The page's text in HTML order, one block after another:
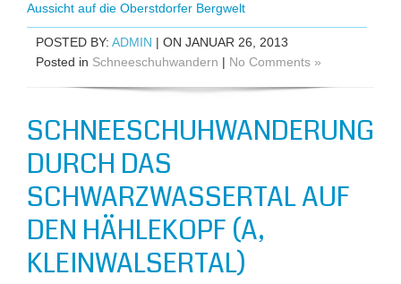
Aussicht auf die Oberstdorfer Bergwelt
POSTED BY: ADMIN | ON JANUAR 26, 2013
Posted in Schneeschuhwandern | No Comments »
SCHNEESCHUHWANDERUNG
DURCH DAS
SCHWARZWASSERTAL AUF
DEN HÄHLEKOPF (A,
KLEINWALSERTAL)